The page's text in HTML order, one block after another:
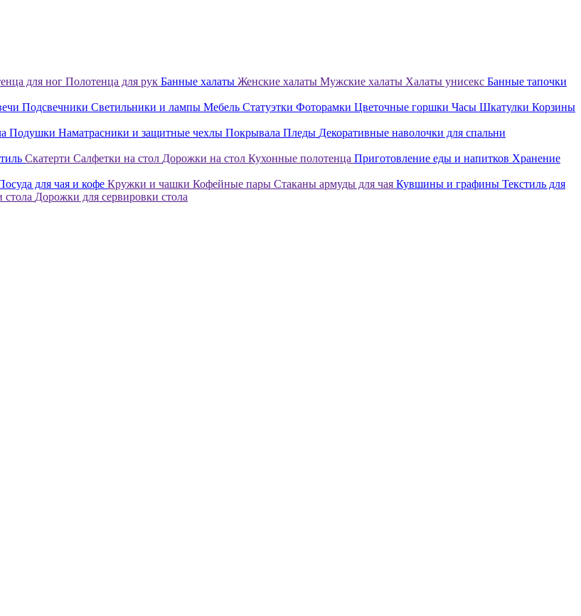
для ног Полотенца для рук Банные халаты Женские халаты Мужские халаты Халаты унисекс Банные тапочки
Подсвечники Светильники и лампы Мебель Статуэтки Фоторамки Цветочные горшки Часы Шкатулки Корзины
Подушки Наматрасники и защитные чехлы Покрывала Пледы Декоративные наволочки для спальни
Скатерти Салфетки на стол Дорожки на стол Кухонные полотенца Приготовление еды и напитков Хранение
для чая и кофе Кружки и чашки Кофейные пары Стаканы армуды для чая Кувшины и графины Текстиль для
стола Дорожки для сервировки стола